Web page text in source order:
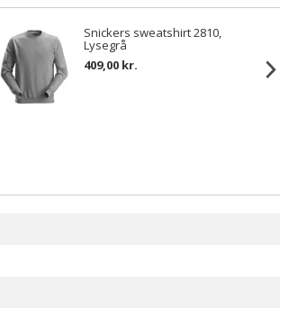
Snickers sweatshirt 2810,
Lysegrå
409,00 kr.